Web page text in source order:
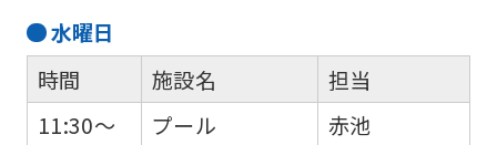
水曜日
時間
11:30～
施設名
プール
担当
赤池